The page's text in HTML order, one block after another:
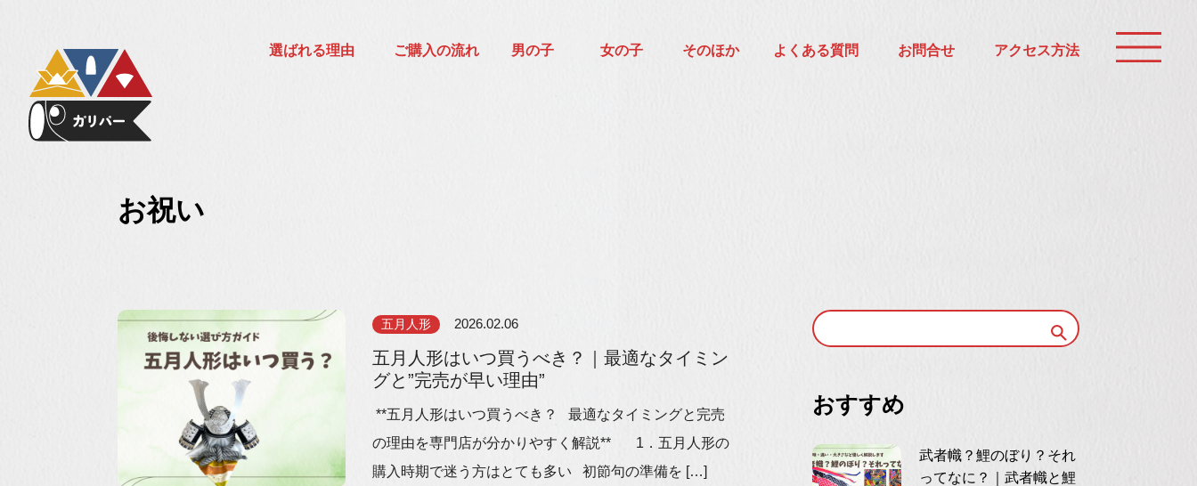
選ばれる理由 ご購入の流れ 男の子 女の子 そのほか よくある質問 お問合せ アクセス方法
お祝い
五月人形 2026.02.06
五月人形はいつ買うべき？｜最適なタイミン
グと”完売が早い理由”
**五月人形はいつ買うべき？ 最適なタイミングと完売
の理由を専門店が分かりやすく解説** 1．五月人形の
購入時期で迷う方はとても多い 初節句の準備を […]
おすすめ
武者幟？鯉のぼり？それ
ってなに？｜武者幟と鯉